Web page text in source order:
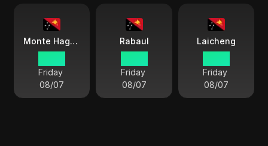
Monte Hagen
Friday
08/07
Rabaul
Friday
08/07
Laicheng
Friday
08/07